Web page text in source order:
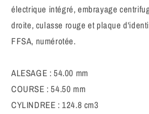
électrique intégré, embrayage
droite, culasse rouge et plaque
FFSA, numérotée.
ALESAGE : 54.00 mm
COURSE : 54.50 mm
CYLINDREE : 124.8 cm3